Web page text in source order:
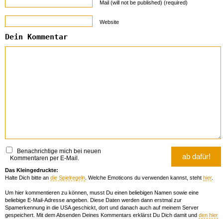
Mail (will not be published) (required)
Website
Dein Kommentar
Benachrichtige mich bei neuen
Kommentaren per E-Mail.
Das Kleingedruckte:
Halte Dich bitte an die Spielregeln . Welche Emoticons du verwenden kannst, steht hier.
Um hier kommentieren zu können, musst Du einen beliebigen Namen sowie eine
beliebige E-Mail-Adresse angeben. Diese Daten werden dann erstmal zur
Spamerkennung in die USA geschickt, dort und danach auch auf meinem Server
gespeichert. Mit dem Absenden Deines Kommentars erklärst Du Dich damit und den hier